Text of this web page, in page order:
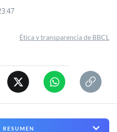
Ética y transparencia de BBCL
RESUMEN